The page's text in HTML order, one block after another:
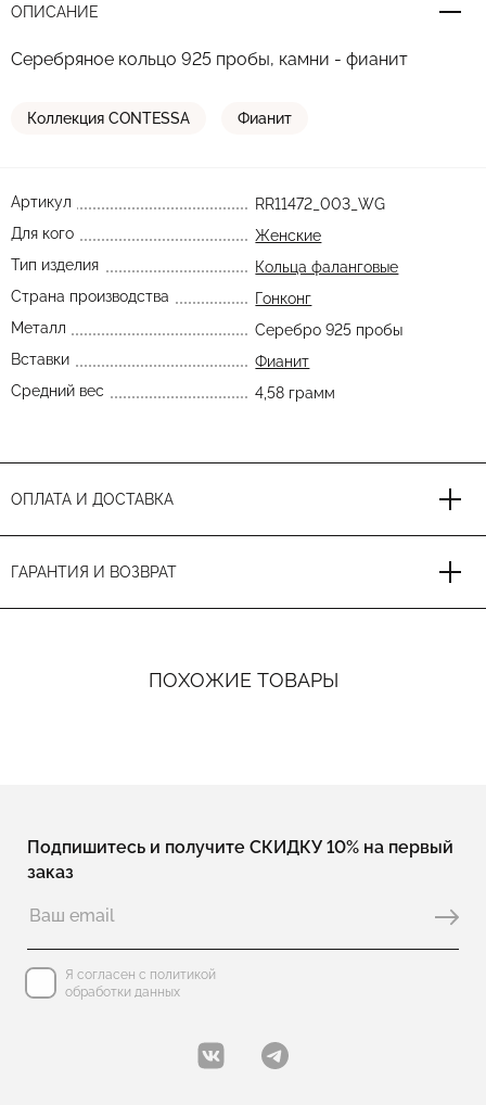
ОПИСАНИЕ
Серебряное кольцо 925 пробы, камни - фианит
Коллекция CONTESSA Фианит
Артикул
RR11472_003_WG
Для кого
Женские
Тип изделия
Кольца фаланговые
Страна производства
Гонконг
Металл
Серебро 925 пробы
Вставки
Фианит
Средний вес
4,58 грамм
ОПЛАТА И ДОСТАВКА
ГАРАНТИЯ И ВОЗВРАТ
ПОХОЖИЕ ТОВАРЫ
Подпишитесь и получите СКИДКУ 10% на первый
заказ
Я согласен с политикой
обработки данных